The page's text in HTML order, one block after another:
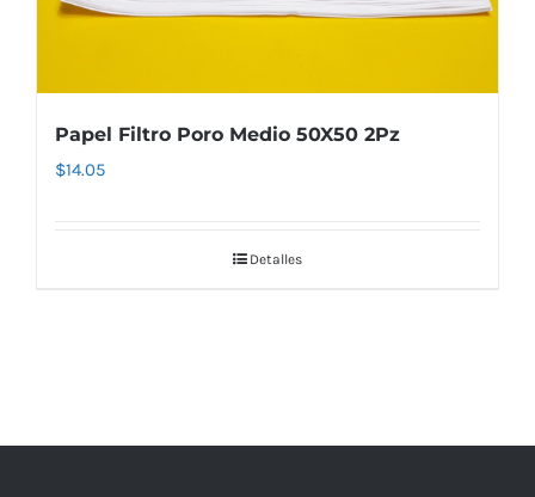
Papel Filtro Poro Medio 50X50 2Pz
$14.05
Detalles